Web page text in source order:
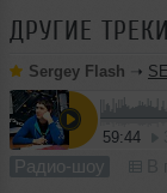
ДРУГИЕ ТРЕКИ
Sergey Flash ➝
59:44
Радио-шоу